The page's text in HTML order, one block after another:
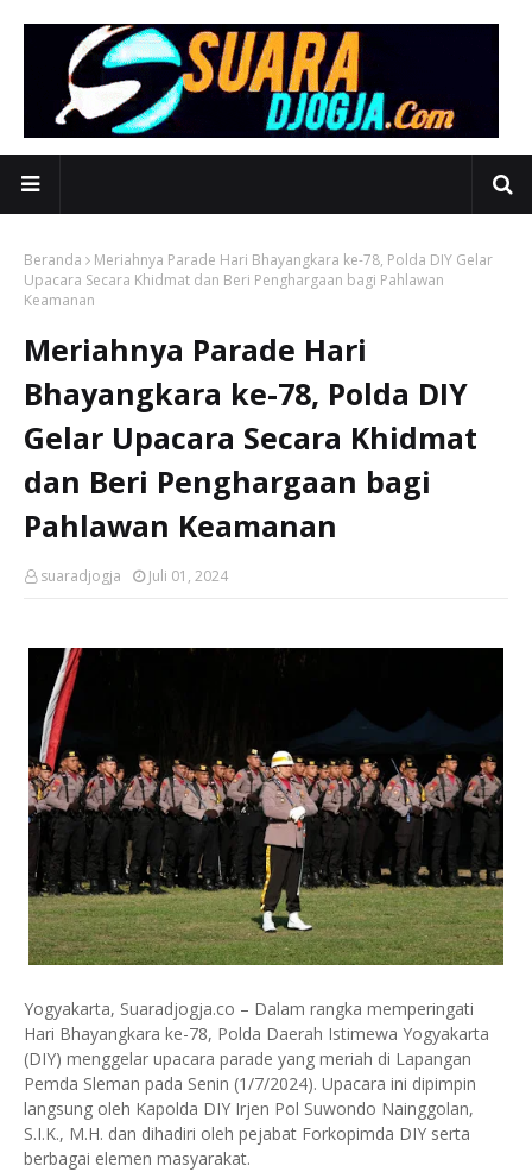
Beranda
Meriahnya Parade Hari Bhayangkara ke-78, Polda DIY Gelar
Upacara Secara Khidmat dan Beri Penghargaan bagi Pahlawan
Keamanan
Meriahnya Parade Hari
Bhayangkara ke-78, Polda DIY
Gelar Upacara Secara Khidmat
dan Beri Penghargaan bagi
Pahlawan Keamanan
suaradjogja Juli 01, 2024
Yogyakarta, Suaradjogja.co – Dalam rangka memperingati
Hari Bhayangkara ke-78, Polda Daerah Istimewa Yogyakarta
(DIY) menggelar upacara parade yang meriah di Lapangan
Pemda Sleman pada Senin (1/7/2024). Upacara ini dipimpin
langsung oleh Kapolda DIY Irjen Pol Suwondo Nainggolan,
S.I.K., M.H. dan dihadiri oleh pejabat Forkopimda DIY serta
berbagai elemen masyarakat.